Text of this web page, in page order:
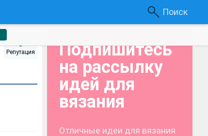
Поиск
0
Репутация
Подпишитесь
на рассылку
идей для
вязания
Отличные идеи для вязания